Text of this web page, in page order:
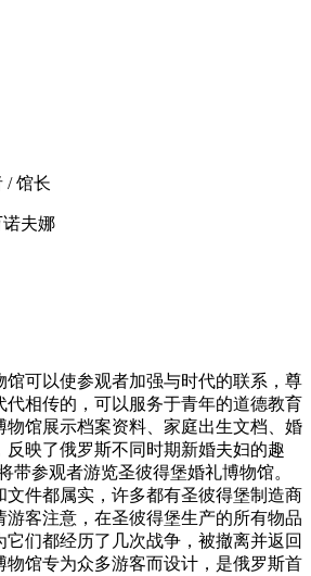
/ 馆长
诺夫娜
馆可以使参观者加强与时代的联系，尊
代相传的，可以服务于青年的道德教育
物馆展示档案资料、家庭出生文档、婚
反映了俄罗斯不同时期新婚夫妇的趣
带参观者游览圣彼得堡婚礼博物馆。
文件都属实，许多都有圣彼得堡制造商
游客注意，在圣彼得堡生产的所有物品
们都经历了几次战争，被撤离并返回
物馆专为众多游客而设计，是俄罗斯首